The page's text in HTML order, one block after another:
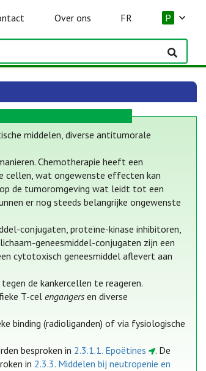
Over ons FR P
middelen, diverse antitumorale
Chemotherapie heeft een
cellen, wat ongewenste effecten kan
de tumoromgeving wat leidt tot een
er nog steeds belangrijke ongewenste
conjugaten, proteïne-kinase inhibitoren,
geneesmiddel-conjugaten zijn een
cytotoxisch geneesmiddel aflevert aan
de kankercellen te reageren.
T-celengangers en diverse
binding (radioliganden) of via fysiologische
besproken in 2.3.1.1. Epoëtines
. De
in 2.3.3. Middelen bij neutropenie en